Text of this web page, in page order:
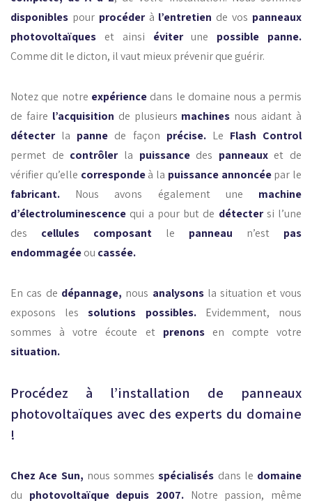
disponibles pour procéderà l’entretien de vos panneaux
photovoltaïques et ainsi éviterune possible
panne.
Comme dit le dicton, il vaut mieux prévenir que guérir.
Notez que notre expérience dans le domaine nous a permis
de faire l’acquisition de plusieurs machines nous aidant à
détecterla panne de façon précise.Le Flash Control
permet de contrôlerla puissancedes panneauxet de
vérifier qu’elle correspondeà la puissance annoncéepar le
fabricant. Nous avons également une machine
d’électroluminescence qui a pour but de détectersi l’une
des cellules composant le panneau n’est pas
endommagéeou cassée.
En cas de dépannage, nous analysonsla situation et vous
exposons lessolutions possibles.Evidemment, nous
sommes à votre écoute et prenonsen compte votre
situation.
Procédez à l’installation de panneaux
photovoltaïques avec des experts du domaine
!
Chez Ace Sun, nous sommesspécialisés dans le domaine
du photovoltaïque depuis 2007. Notre passion, même